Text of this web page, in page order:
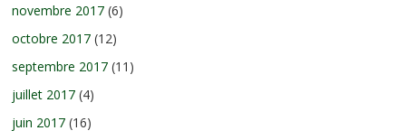
novembre 2017 (6)
octobre 2017 (12)
septembre 2017 (11)
juillet 2017 (4)
juin 2017 (16)